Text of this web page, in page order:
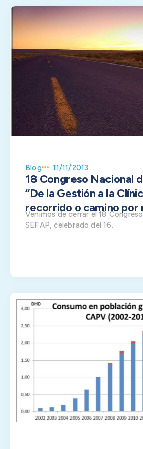
Blog 11/11/2013
18 Congreso Nacional
“De la Gestión a la
recorrido o camino por
Venimos de cerrar el 18
SEFAP, celebrado del 16.